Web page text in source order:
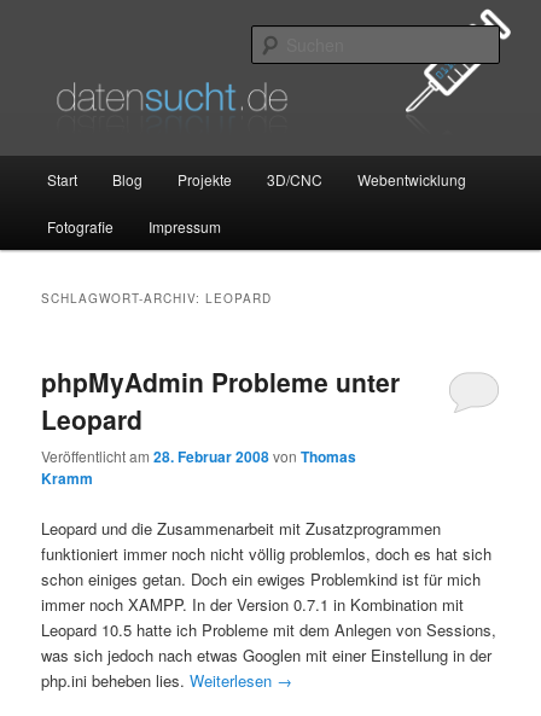
springen
springendatensucht.de
Start Blog Projekte 3D/CNC Webentwicklung
Fotografie Impressum
SCHLAGWORT-ARCHIV:LEOPARD
phpMyAdmin Probleme unter
Leopard
Veröffentlicht am28. Februar 2008vonThomas
Kramm
Leopard und die Zusammenarbeit mit Zusatzprogrammen
funktioniert immer noch nicht völlig problemlos, doch es hat sich
schon einiges getan. Doch ein ewiges Problemkind ist für mich
immer noch XAMPP. In der Version 0.7.1 in Kombination mit
Leopard 10.5 hatte ich Probleme mit dem Anlegen von Sessions,
was sich jedoch nach etwas Googlen mit einer Einstellung in der
php.ini beheben lies.Weiterlesen →